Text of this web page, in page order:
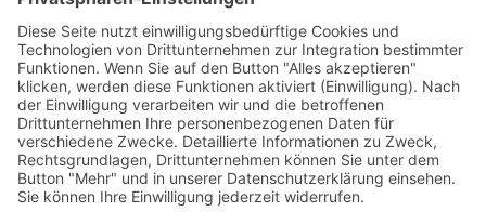
Altersvorsorge
Gerichtsurteile
Gesundheit und Beruf
Haus
KFZ
Recht
Schadenspraxis